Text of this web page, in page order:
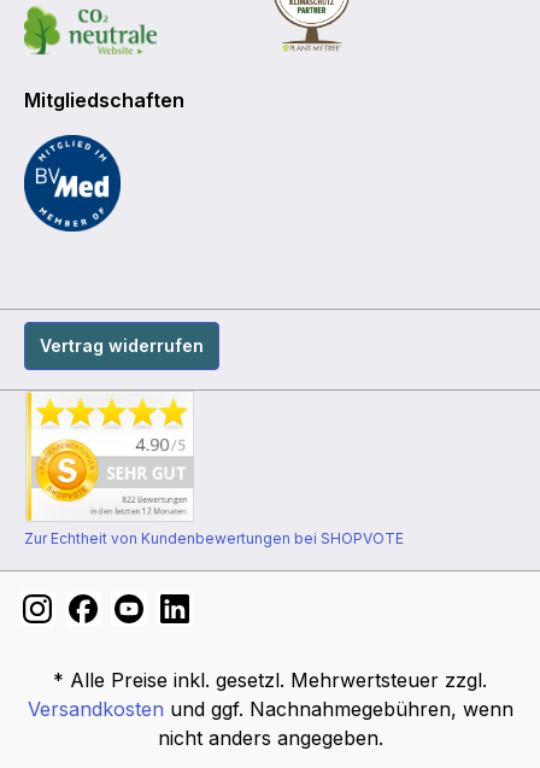
Mitgliedschaften
Vertrag widerrufen
Zur Echtheit von Kundenbewertungen bei SHOPVOTE
* Alle Preise inkl. gesetzl. Mehrwertsteuer zzgl.
Versandkosten und ggf. Nachnahmegebühren, wenn
nicht anders angegeben.